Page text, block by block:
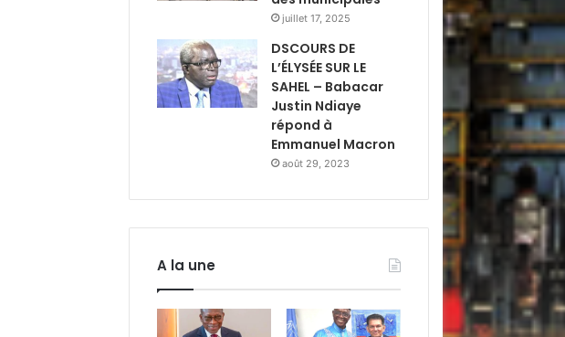
juillet 17, 2025
DSCOURS DE
L’ÉLYSÉE SUR LE
SAHEL – Babacar
Justin Ndiaye
répond à
Emmanuel Macron
août 29, 2023
A la une